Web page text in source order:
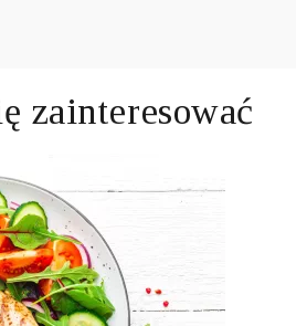
zainteresować